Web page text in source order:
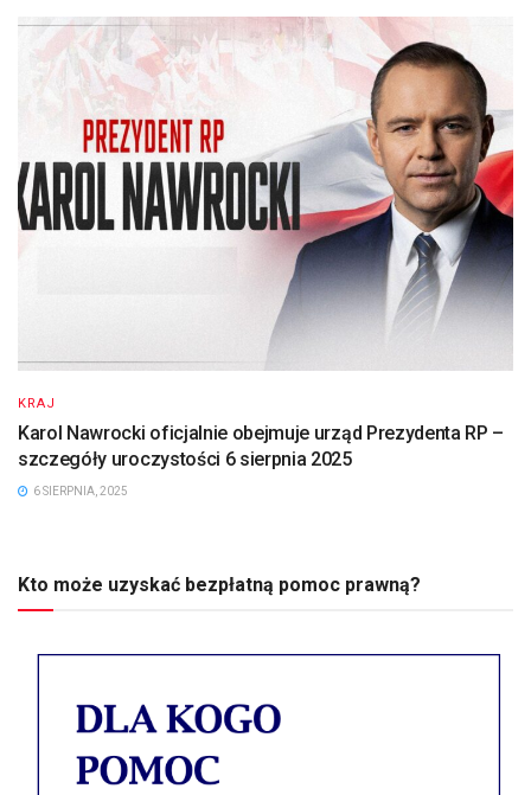
KRAJ
Karol Nawrocki oficjalnie obejmuje urząd Prezydenta RP –
szczegóły uroczystości 6 sierpnia 2025
6 SIERPNIA, 2025
Kto może uzyskać bezpłatną pomoc prawną?